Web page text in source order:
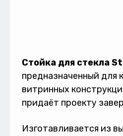
Стойка для стекла
предназначенный для
витринных
придаёт проекту
Изготавливается из